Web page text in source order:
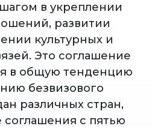
в укреплении
развитии
культурных и
Это соглашение
в общую тенденцию
безвизового
различных стран,
соглашения с пятью